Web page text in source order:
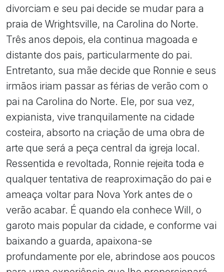
divorciam e seu pai decide se mudar para a
praia de Wrightsville, na Carolina do Norte.
Três anos depois, ela continua magoada e
distante dos pais, particularmente do pai.
Entretanto, sua mãe decide que Ronnie e seus
irmãos iriam passar as férias de verão com o
pai na Carolina do Norte. Ele, por sua vez,
expianista, vive tranquilamente na cidade
costeira, absorto na criação de uma obra de
arte que será a peça central da igreja local.
Ressentida e revoltada, Ronnie rejeita toda e
qualquer tentativa de reaproximação do pai e
ameaça voltar para Nova York antes de o
verão acabar. É quando ela conhece Will, o
garoto mais popular da cidade, e conforme vai
baixando a guarda, apaixona-se
profundamente por ele, abrindose aos poucos